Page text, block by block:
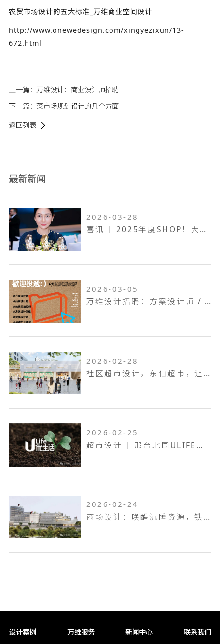
农贸市场设计的五大标准_万维商业空间设计
http://www.onewedesign.com/xingyezixun/13-
672.html
上一篇： 万维设计：商业设计师招聘
下一篇： 菜市场规划设计的几个方面
返回列表
最新新闻
2026-03-28
喜讯 | 2025年度SHOP！大奖赛，万维设计斩获一金两银！
2026-03-05
万维设计招聘：方案设计师 / 方案设计助理...
2026-02-28
社区超市设计，东仙超市，让生活回归本真！
2026-02-25
超市设计 | 邢台北国ULIFE，共生共融，工业底色的烟火叙事！
2026-02-24
商场设计：唤醒沉睡资源，铁岭双燕天河城，狂揽 9.6 万客流
设计案例 万维服务 新闻中心 联系我们